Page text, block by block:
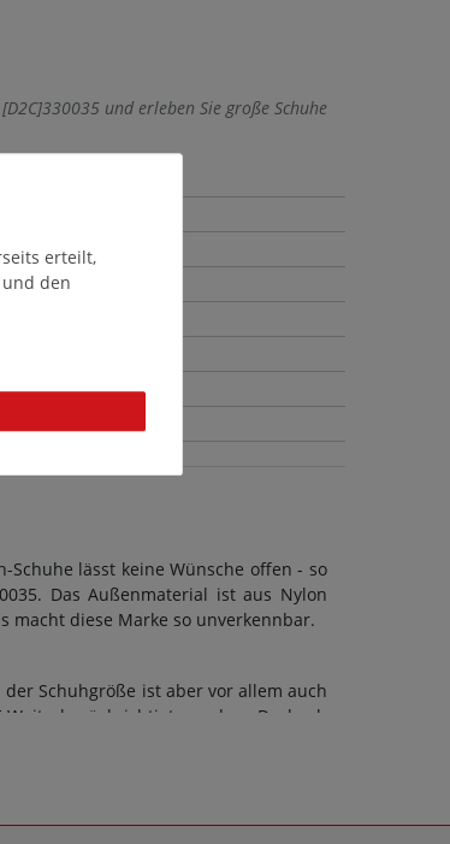
und erleben Sie große Schuhe
lässt keine Wünsche offen - so
Das Außenmaterial ist aus Nylon
macht diese Marke so unverkennbar.
Schuhgröße ist aber vor allem auch
berücksichtigt werden. Doch ob
erteilt,
den